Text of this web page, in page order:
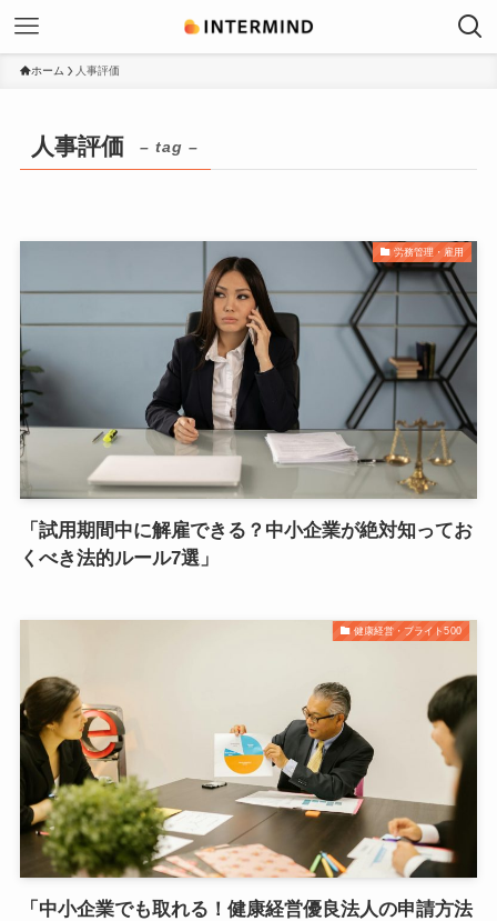
ホーム 人事評価
人事評価 – tag –
労務管理・雇用
「試用期間中に解雇できる？中小企業が絶対知ってお
くべき法的ルール7選」
健康経営・ブライト500
「中小企業でも取れる！健康経営優良法人の申請方法